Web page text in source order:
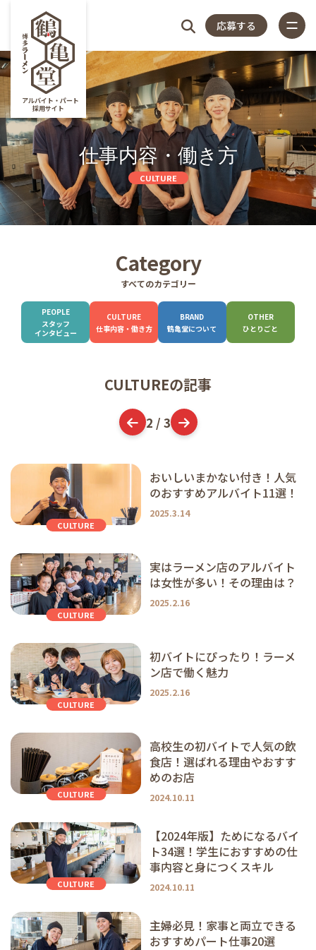
アルバイト・パート
採用サイト
4つのこだわり
仕事内容
スタッフアンケート
店長紹介
福利厚生
店舗一覧
よくある質問
応募する
close
仕事内容・働き方
CULTURE
こだ 事
スタッフ
長
介 生
Category
すべてのカテゴリー
PEOPLE
スタッフ
インタビュー
CULTURE
仕事内容・働き方
BRAND
鶴亀堂について
OTHER
ひとりごと
CULTUREの記事
2 / 3
CULTURE
おいしいまかない付き！人気
のおすすめアルバイト11選！
2025.3.14
CULTURE
実はラーメン店のアルバイト
は女性が多い！その理由は？
2025.2.16
CULTURE
初バイトにぴったり！ラーメ
ン店で働く魅力
2025.2.16
CULTURE
高校生の初バイトで人気の飲
食店！選ばれる理由やおすす
めのお店
2024.10.11
CULTURE
【2024年版】ためになるバイ
ト34選！学生におすすめの仕
事内容と身につくスキル
2024.10.11
主婦必見！家事と両立できる
おすすめパート仕事20選